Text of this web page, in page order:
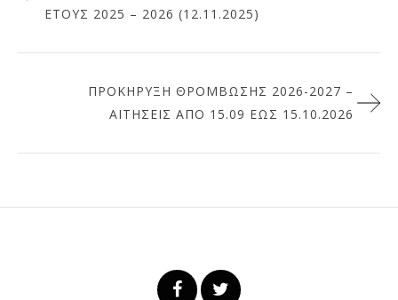
ΈΤΟΥΣ 2025 – 2026 (12.11.2025)
ΠΡΟΚΗΡΥΞΗ ΘΡΟΜΒΩΣΗΣ 2026-2027 –
ΑΙΤΉΣΕΙΣ ΑΠΌ 15.09 ΈΩΣ 15.10.2026